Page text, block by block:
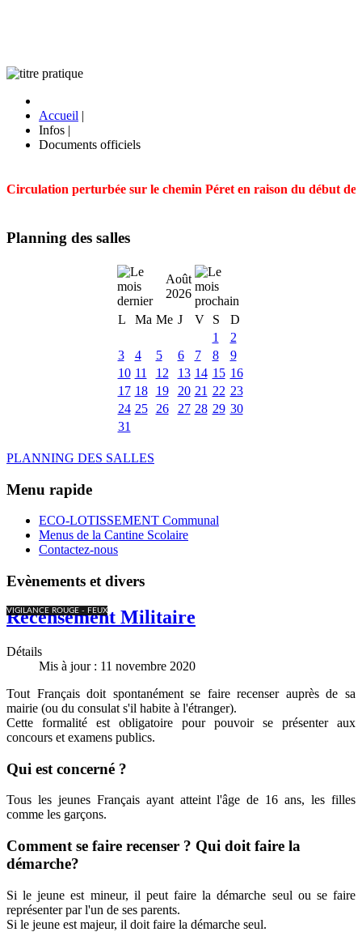
Accueil |
Infos |
Documents officiels
Circulation perturbée sur le chemin Péret en raison du début
Planning des salles
Août
2026
L
Ma Me J V S
D
1
2
3
4 5 6 7 8
9
10 11 12 13 14 15 16
17 18 19 20 21 22 23
24 25 26 27 28 29 30
31
PLANNING DES SALLES
Menu rapide
ECO-LOTISSEMENT Communal
Menus de la Cantine Scolaire
Contactez-nous
Evènements et divers
VIGILANCE ROUGE - FEUX
Recensement Militaire
Détails
Mis à jour : 11 novembre 2020
Tout Français doit spontanément se faire recenser auprès de sa
mairie (ou du consulat s'il habite à l'étranger).
Cette formalité est obligatoire pour pouvoir se présenter aux
concours et examens publics.
Qui est concerné ?
Tous les jeunes Français ayant atteint l'âge de 16 ans, les filles
comme les garçons.
Comment se faire recenser ? Qui doit faire la
démarche?
Si le jeune est mineur, il peut faire la démarche seul ou se faire
représenter par l'un de ses parents.
Si le jeune est majeur, il doit faire la démarche seul.